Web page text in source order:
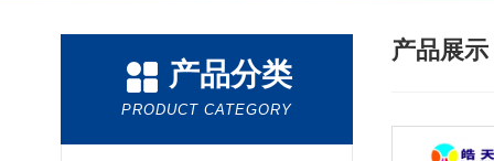
产品分类
PRODUCT CATEGORY
产品展示